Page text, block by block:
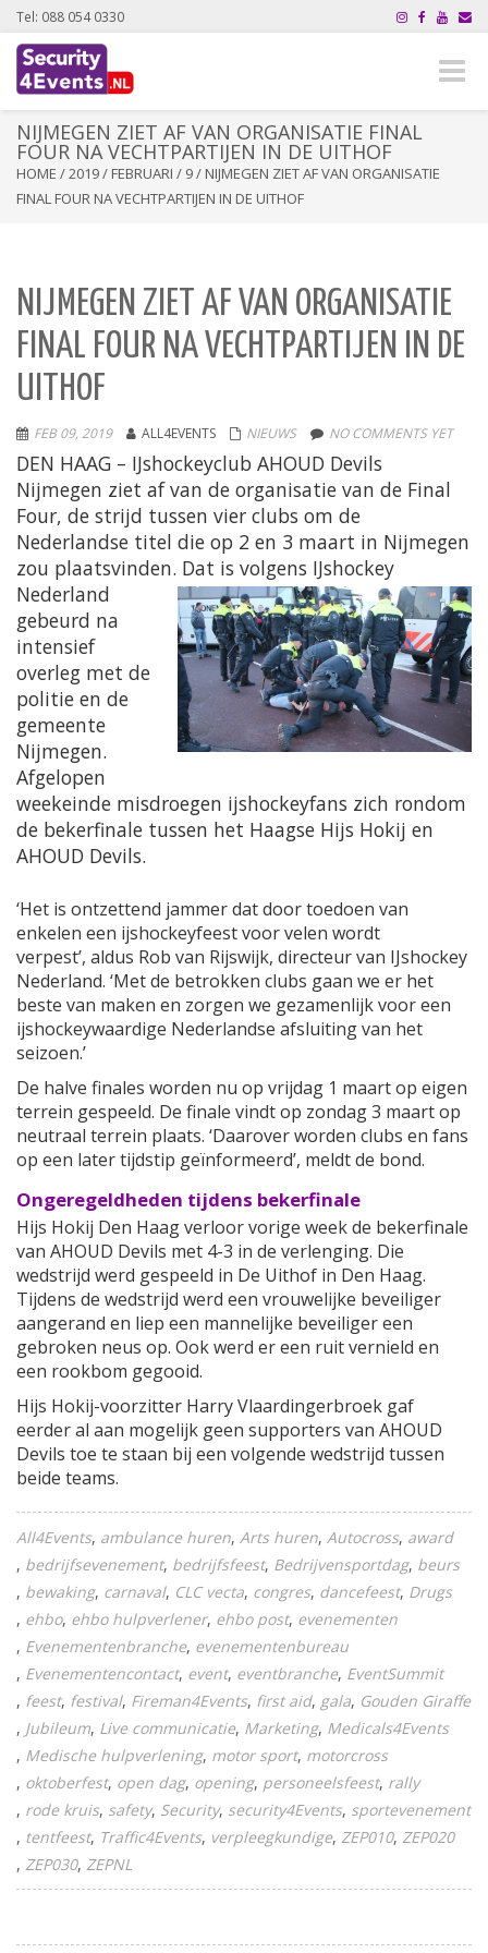
Tel: 088 054 0330
Toggle
NIJMEGEN ZIET AF VAN ORGANISATIE FINAL
FOUR NA VECHTPARTIJEN IN DE UITHOF
HOME /2019/ FEBRUARI / 9/ NIJMEGEN ZIET AF VAN ORGANISATIE
FINAL FOUR NA VECHTPARTIJEN IN DE UITHOF
NIJMEGEN ZIET AF VAN ORGANISATIE
FINAL FOUR NA VECHTPARTIJEN IN DE
UITHOF
FEB 09, 2019 ALL4EVENTS NIEUWS NO COMMENTS YET
DEN HAAG – IJshockeyclub AHOUD Devils
Nijmegen ziet af van de organisatie van de Final
Four, de strijd tussen vier clubs om de
Nederlandse titel die op 2 en 3 maart in Nijmegen
zou plaatsvinden. Dat is volgens IJshockey
Nederland
gebeurd na
intensief
overleg met de
politie en de
gemeente
Nijmegen.
Afgelopen
weekeinde misdroegen ijshockeyfans zich rondom
de bekerfinale tussen het Haagse Hijs Hokij en
AHOUD Devils.
‘Het is ontzettend jammer datdoor toedoen van
enkelen een ijshockeyfeest voor velen wordt
verpest’, aldus Rob van Rijswijk, directeur van IJshockey
Nederland. ‘Met de betrokken clubs gaan we er het
beste van maken en zorgen we gezamenlijk voor een
ijshockeywaardige Nederlandse afsluiting van het
seizoen.’
De halve finales worden nu op vrijdag 1 maart op eigen
terrein gespeeld. De finale vindt op zondag 3 maart op
neutraal terrein plaats. ‘Daarover worden clubs en fans
op een later tijdstip geïnformeerd’, meldt de bond.
Ongeregeldheden tijdens bekerfinale
Hijs Hokij Den Haag verloor vorige week de bekerfinale
van AHOUD Devils met 4-3 in de verlenging. Die
wedstrijd werd gespeeld in De Uithof in Den Haag.
Tijdens de wedstrijd werd een vrouwelijke beveiliger
aangerand en liep een mannelijke beveiliger een
gebroken neus op. Ook werd er een ruit vernield en
een rookbom gegooid.
Hijs Hokij-voorzitter Harry Vlaardingerbroek gaf
eerder al aan mogelijk geen supporters van AHOUD
Devils toe te staan bij een volgende wedstrijd tussen
beide teams.
All4Events ambulance huren Arts huren Autocross award
bedrijfsevenement bedrijfsfeest Bedrijvensportdag beurs
bewaking carnaval CLC vecta congres dancefeest Drugs
ehbo ehbo hulpverlener ehbo post evenementen
Evenementenbranche evenementenbureau
Evenementencontact event eventbranche EventSummit
feest festival Fireman4Events first aid gala Gouden Giraffe
Jubileum Live communicatie Marketing Medicals4Events
Medische hulpverlening motor sport motorcross
oktoberfest open dag opening personeelsfeest rally
rode kruis safety Security security4Events sportevenement
tentfeest Traffic4Events verpleegkundige ZEP010 ZEP020
ZEP030 ZEPNL